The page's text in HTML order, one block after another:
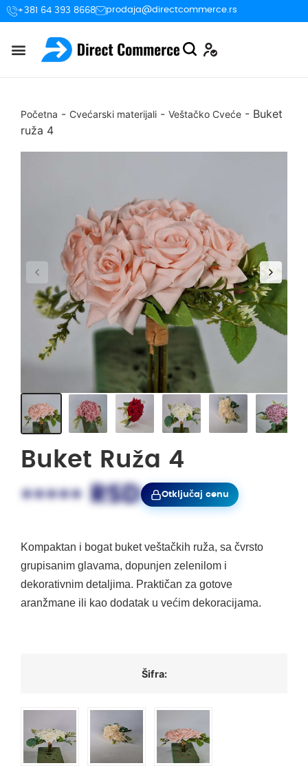
+381 64 393 8668 prodaja@directcommerce.rs
Početna - Cvećarski materijali - Veštačko Cveće - Buket
ruža 4
Buket Ruža 4
••••• RSD Otključaj cenu
Kompaktan i bogat buket veštačkih ruža, sa čvrsto
grupisanim glavama, dopunjen zelenilom i
dekorativnim detaljima. Praktičan za gotove
aranžmane ili kao dodatak u većim dekoracijama.
Šifra: